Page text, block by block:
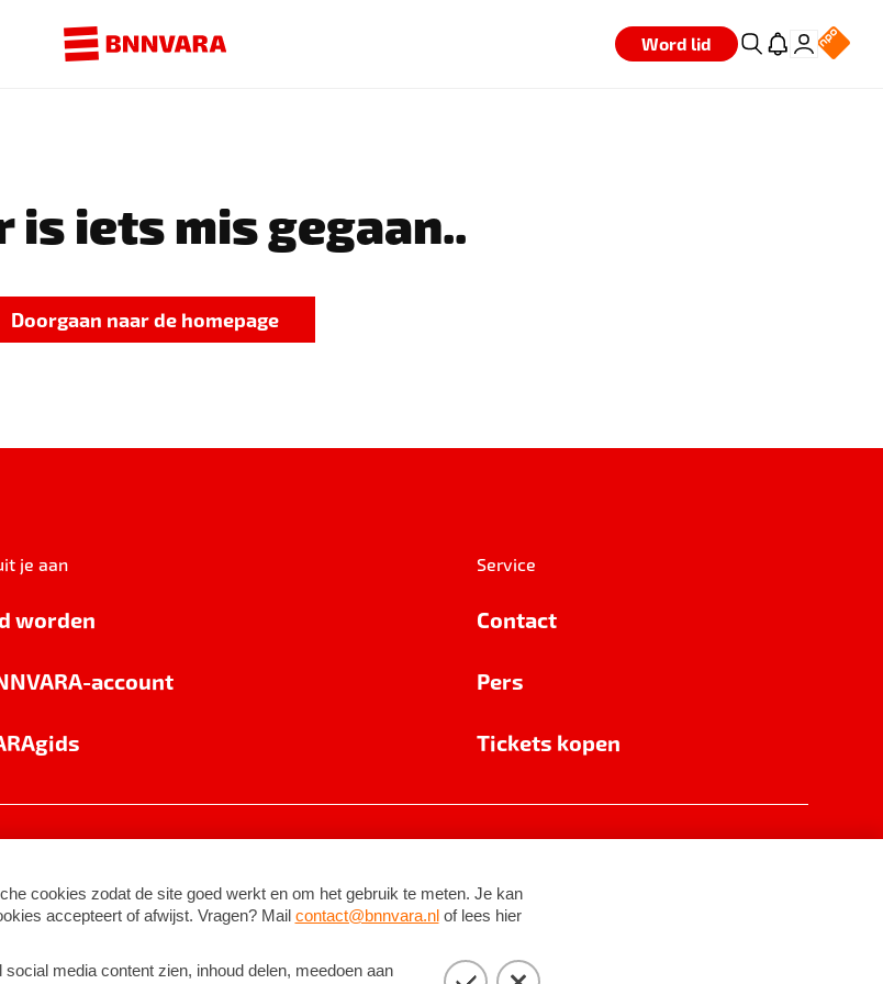
Word lid
is iets mis gegaan..
Doorgaan naar de homepage
je aan
worden
account
Service
Contact
Pers
Tickets kopen
©2026BNNVARA